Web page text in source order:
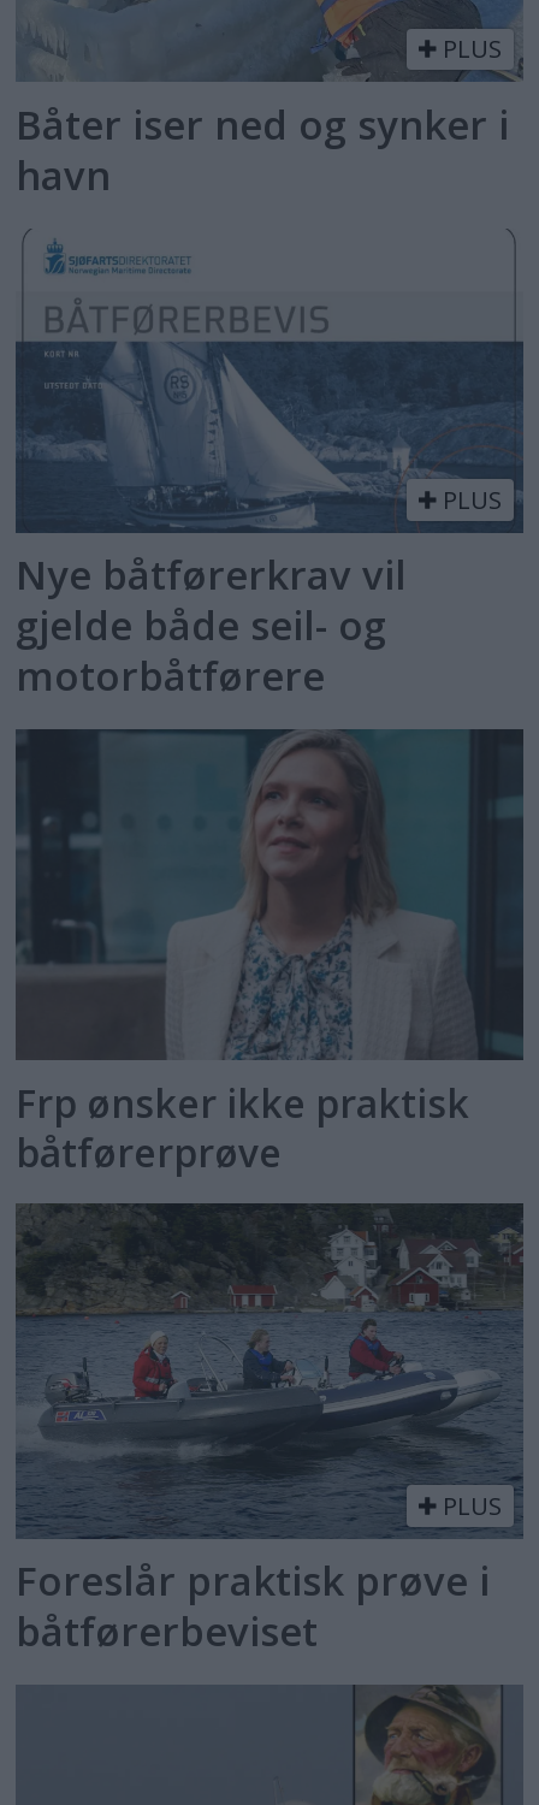
PLUS
Båter iser ned og synker i
havn
PLUS
Nye båtførerkrav vil
gjelde både seil- og
motorbåtførere
Frp ønsker ikke praktisk
båtførerprøve
PLUS
Foreslår praktisk prøve i
båtførerbeviset